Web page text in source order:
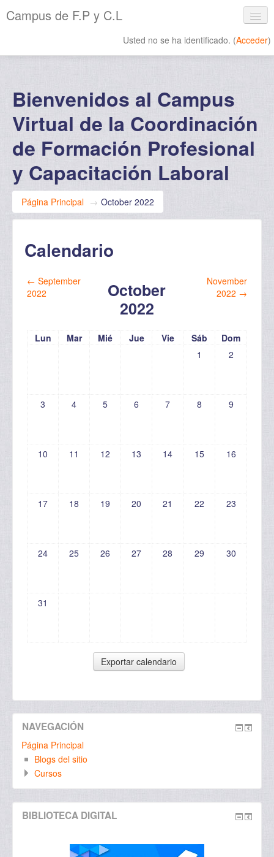
Campus de F.P y C.L
Usted no se ha identificado. (Acceder)
Bienvenidos al Campus
Virtual de la Coordinación
de Formación Profesional
y Capacitación Laboral
Página Principal → October 2022
Calendario
← September
2022
October
2022
November
2022 →
Lun Mar Mié Jue Vie Sáb
Dom
1
2
3 4 5 6 7 8 9
10 11 12 13 14 15 16
17 18 19 20 21 22 23
24 25 26 27 28 29 30
31
NAVEGACIÓN
Página Principal
Blogs del sitio
Cursos
BIBLIOTECA DIGITAL